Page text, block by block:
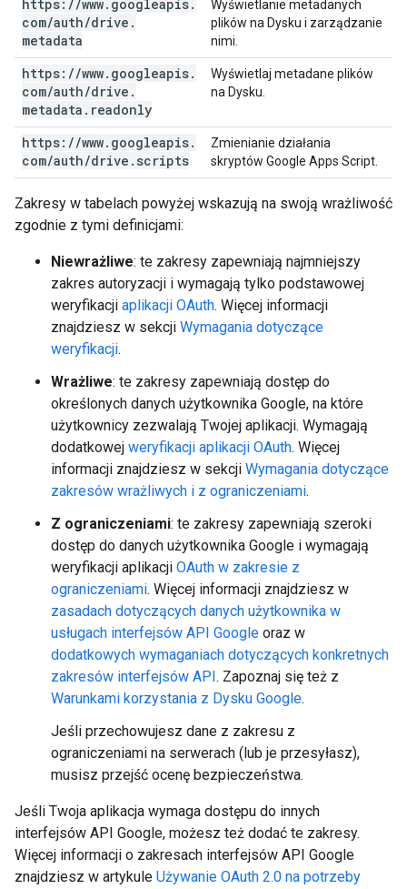
https: //www. googleapis.
com/auth/drive .
metadata
Wyświetlanie metadanych
plików na Dysku i zarządzanie
nimi.
https: //www. googleapis.
com/auth/drive .
metadata . readonly
Wyświetlaj metadane plików
na Dysku.
https: //www. googleapis.
com/auth/drive . scripts
Zmienianie działania
skryptów Google Apps Script.
Zakresy w tabelach powyżej wskazują na swoją wrażliwość
zgodnie z tymi definicjami:
Niewrażliwe: te zakresy zapewniają najmniejszy
zakres autoryzacji i wymagają tylko podstawowej
weryfikacji aplikacji OAuth. Więcej informacji
znajdziesz w sekcji Wymagania dotyczące
weryfikacji.
Wrażliwe: te zakresy zapewniają dostęp do
określonych danych użytkownika Google, na które
użytkownicy zezwalają Twojej aplikacji. Wymagają
dodatkowej weryfikacji aplikacji OAuth. Więcej
informacji znajdziesz w sekcji Wymagania dotyczące
zakresów wrażliwych i z ograniczeniami.
Z ograniczeniami: te zakresy zapewniają szeroki
dostęp do danych użytkownika Google i wymagają
weryfikacji aplikacji OAuth w zakresie z
ograniczeniami. Więcej informacji znajdziesz w
zasadach dotyczących danych użytkownika w
usługach interfejsów API Google oraz w
dodatkowych wymaganiach dotyczących konkretnych
zakresów interfejsów API. Zapoznaj się też z
Warunkami korzystania z Dysku Google.
Jeśli przechowujesz dane z zakresu z
ograniczeniami na serwerach (lub je przesyłasz),
musisz przejść ocenę bezpieczeństwa.
Jeśli Twoja aplikacja wymaga dostępu do innych
interfejsów API Google, możesz też dodać te zakresy.
Więcej informacji o zakresach interfejsów API Google
znajdziesz w artykule Używanie OAuth 2.0 na potrzeby